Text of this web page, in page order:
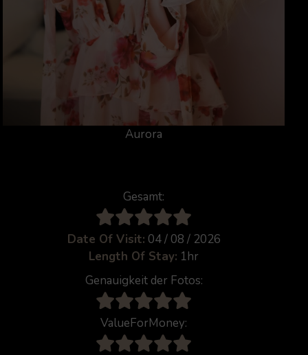
Aurora
Gesamt:
Date Of Visit: 04 / 08 / 2026
Length Of Stay: 1hr
Genauigkeit der Fotos:
ValueForMoney: